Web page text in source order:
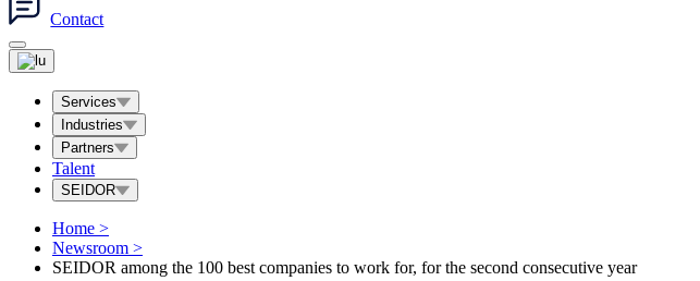
Contact
Services
Industries
Partners
Talent
SEIDOR
Home >
Newsroom >
SEIDOR among the 100 best companies to work for, for the second consecutive year